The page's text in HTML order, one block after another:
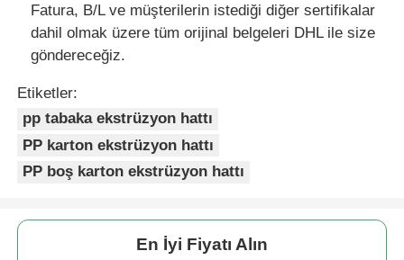
Fatura, B/L ve müşterilerin istediği diğer sertifikalar
dahil olmak üzere tüm orijinal belgeleri DHL ile size
göndereceğiz.
Etiketler:
pp tabaka ekstrüzyon hattı
PP karton ekstrüzyon hattı
PP boş karton ekstrüzyon hattı
En İyi Fiyatı Alın